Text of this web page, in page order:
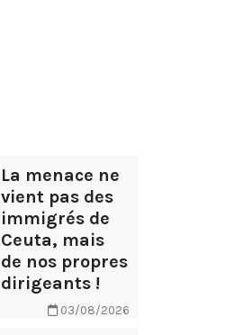
La menace ne
vient pas des
immigrés de
Ceuta, mais
de nos propres
dirigeants !
03/08/2026